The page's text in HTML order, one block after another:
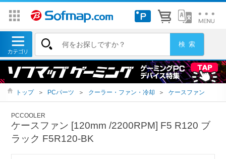
トップ ＞ PCパーツ ＞ クーラー・ファン・冷却 ＞ ケースファン
PCCOOLER
ケースファン [120mm /2200RPM] F5 R120 ブ
ラック F5R120-BK